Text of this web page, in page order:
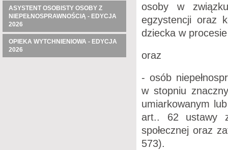
ASYSTENT OSOBISTY OSOBY Z
NIEPEŁNOSPRAWNOŚCIĄ - EDYCJA
2026
OPIEKA WYTCHNIENIOWA - EDYCJA
2026
osoby w
egzystencji oraz
dziecka w
oraz
- osób
w stopniu
umiarkowanym
art.. 62 ustawy
społecznej oraz
573).